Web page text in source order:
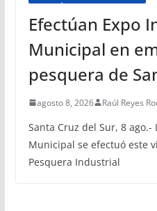
Efectúan Expo
Municipal en
pesquera de
agosto 8, 2026 Raúl Reyes
Santa Cruz del Sur, 8 ago.-
Municipal se efectuó este
Pesquera Industrial